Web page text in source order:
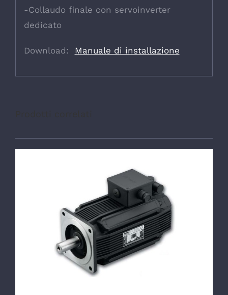
-Collaudo finale con servoinverter
dedicato
Download: Manuale di installazione
DETTAGLI